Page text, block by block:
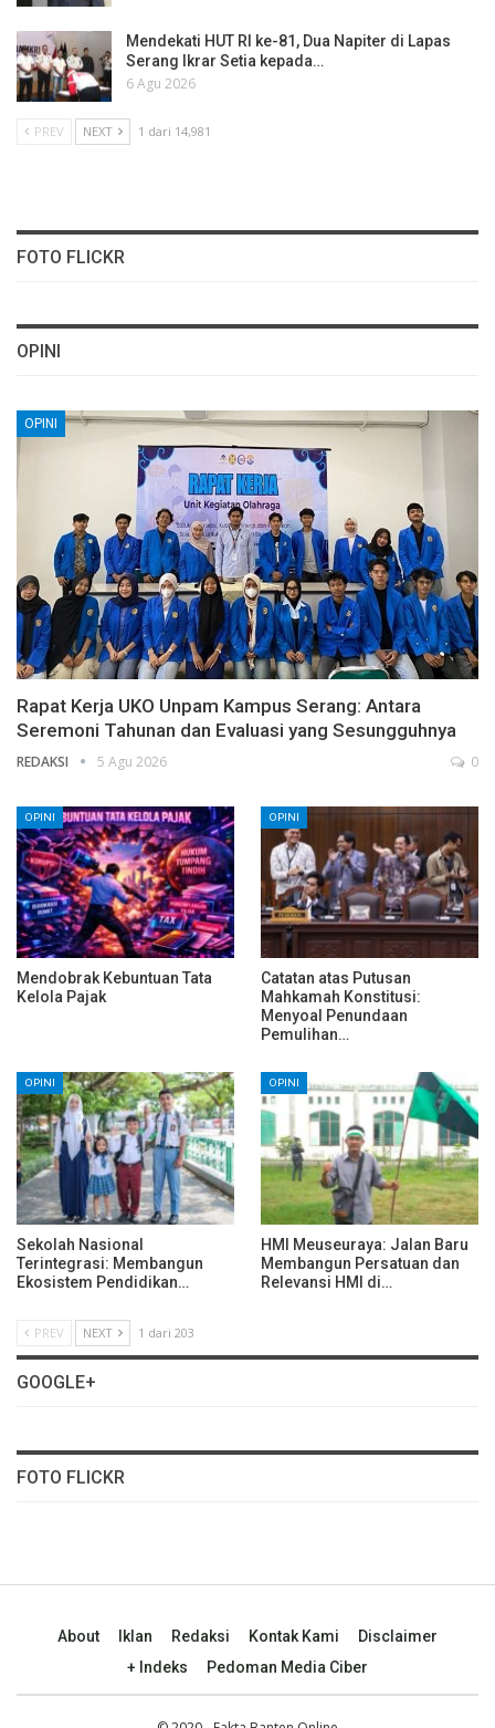
Mendekati HUT RI ke-81, Dua Napiter di Lapas
Serang Ikrar Setia kepada…
6 Agu 2026
PREV NEXT 1 dari 14,981
FOTO FLICKR
OPINI
OPINI
Rapat Kerja UKO Unpam Kampus Serang: Antara
Seremoni Tahunan dan Evaluasi yang Sesungguhnya
REDAKSI 5 Agu 2026 0
OPINI
Mendobrak Kebuntuan Tata
Kelola Pajak
OPINI
Catatan atas Putusan
Mahkamah Konstitusi:
Menyoal Penundaan
Pemulihan…
OPINI
Sekolah Nasional
Terintegrasi: Membangun
Ekosistem Pendidikan…
OPINI
HMI Meuseuraya: Jalan Baru
Membangun Persatuan dan
Relevansi HMI di…
PREV NEXT 1 dari 203
GOOGLE+
FOTO FLICKR
About Iklan Redaksi Kontak Kami
Disclaimer
+ Indeks
Pedoman Media Ciber